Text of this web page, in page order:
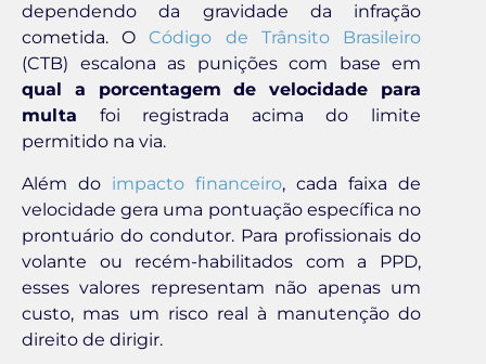
dependendo da gravidade da infração
cometida. OCódigo de Trânsito Brasileiro
(CTB) escalona as punições com base em
qual a porcentagem de velocidade para
multa foi registrada acima do limite
permitido na via.
Além do impacto financeiro, cada faixa de
velocidade gera uma pontuação específica no
prontuário do condutor. Para profissionais do
volante ou recém-habilitados com a PPD,
esses valores representam não apenas um
custo, mas um risco real à manutenção do
direito de dirigir.